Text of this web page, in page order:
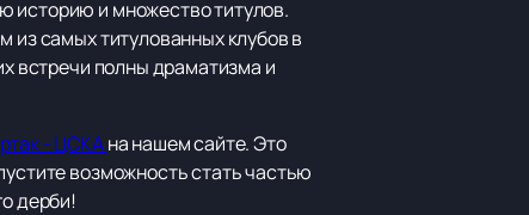
историю и множество титулов.
самых титулованных клубов в
встречи полны драматизма и
- ЦСКАна нашем сайте. Это
возможность стать частью
дерби!